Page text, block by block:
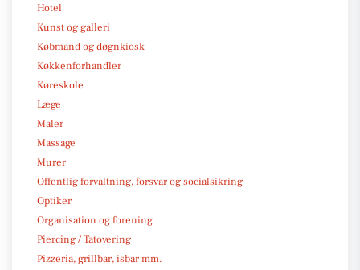
Hotel
Kunst og galleri
Købmand og døgnkiosk
Køkkenforhandler
Køreskole
Læge
Maler
Massage
Murer
Offentlig forvaltning, forsvar og socialsikring
Optiker
Organisation og forening
Piercing / Tatovering
Pizzeria, grillbar, isbar mm.